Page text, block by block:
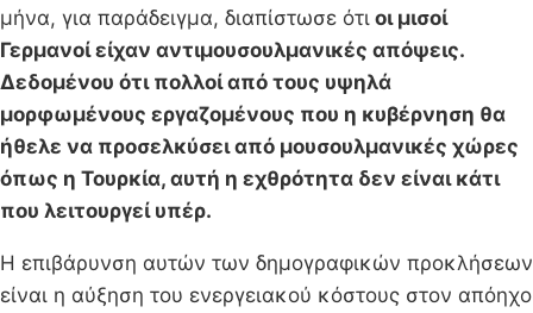
μήνα, για παράδειγμα, διαπίστωσε ότι οι μισοί
Γερμανοί είχαν αντιμουσουλμανικές απόψεις.
Δεδομένου ότι πολλοί από τους υψηλά
μορφωμένους εργαζομένους που η κυβέρνηση θα
ήθελε να προσελκύσει από μουσουλμανικές χώρες
όπως η Τουρκία, αυτή η εχθρότητα δεν είναι κάτι
που λειτουργεί υπέρ.
Η επιβάρυνση αυτών των δημογραφικών προκλήσεων
είναι η αύξηση του ενεργειακού κόστους στον απόηχο